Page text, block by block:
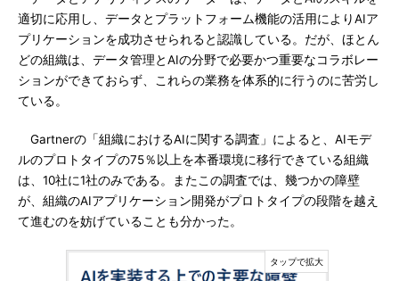
適切に応用し、データとプラットフォーム機能の活用によりAIア
プリケーションを成功させられると認識している。だが、ほとん
どの組織は、データ管理とAIの分野で必要かつ重要なコラボレー
ションができておらず、これらの業務を体系的に行うのに苦労し
ている。
Gartnerの「組織におけるAIに関する調査」によると、AIモデ
ルのプロトタイプの75％以上を本番環境に移行できている組織
は、10社に1社のみである。またこの調査では、幾つかの障壁
が、組織のAIアプリケーション開発がプロトタイプの段階を越え
て進むのを妨げていることも分かった。